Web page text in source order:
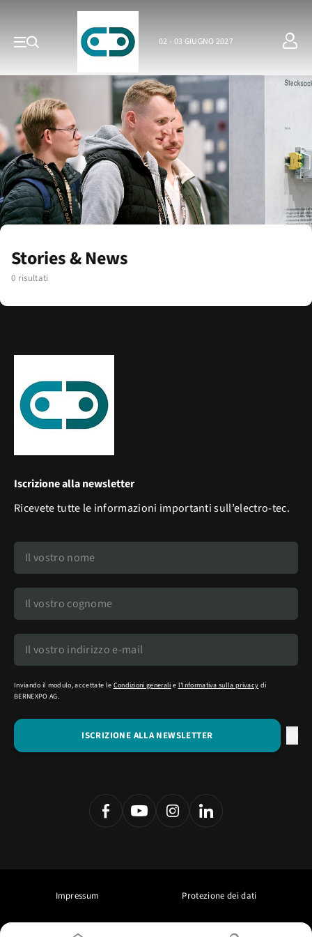
02 - 03 GIUGNO 2027
Stories & News
0 risultati
Iscrizione alla newsletter
Ricevete tutte le informazioni importanti sull’electro-tec.
Inviando il modulo, accettate le Condizioni generali e l'Informativa sulla privacy di
BERNEXPO AG.
Impressum Protezione dei dati